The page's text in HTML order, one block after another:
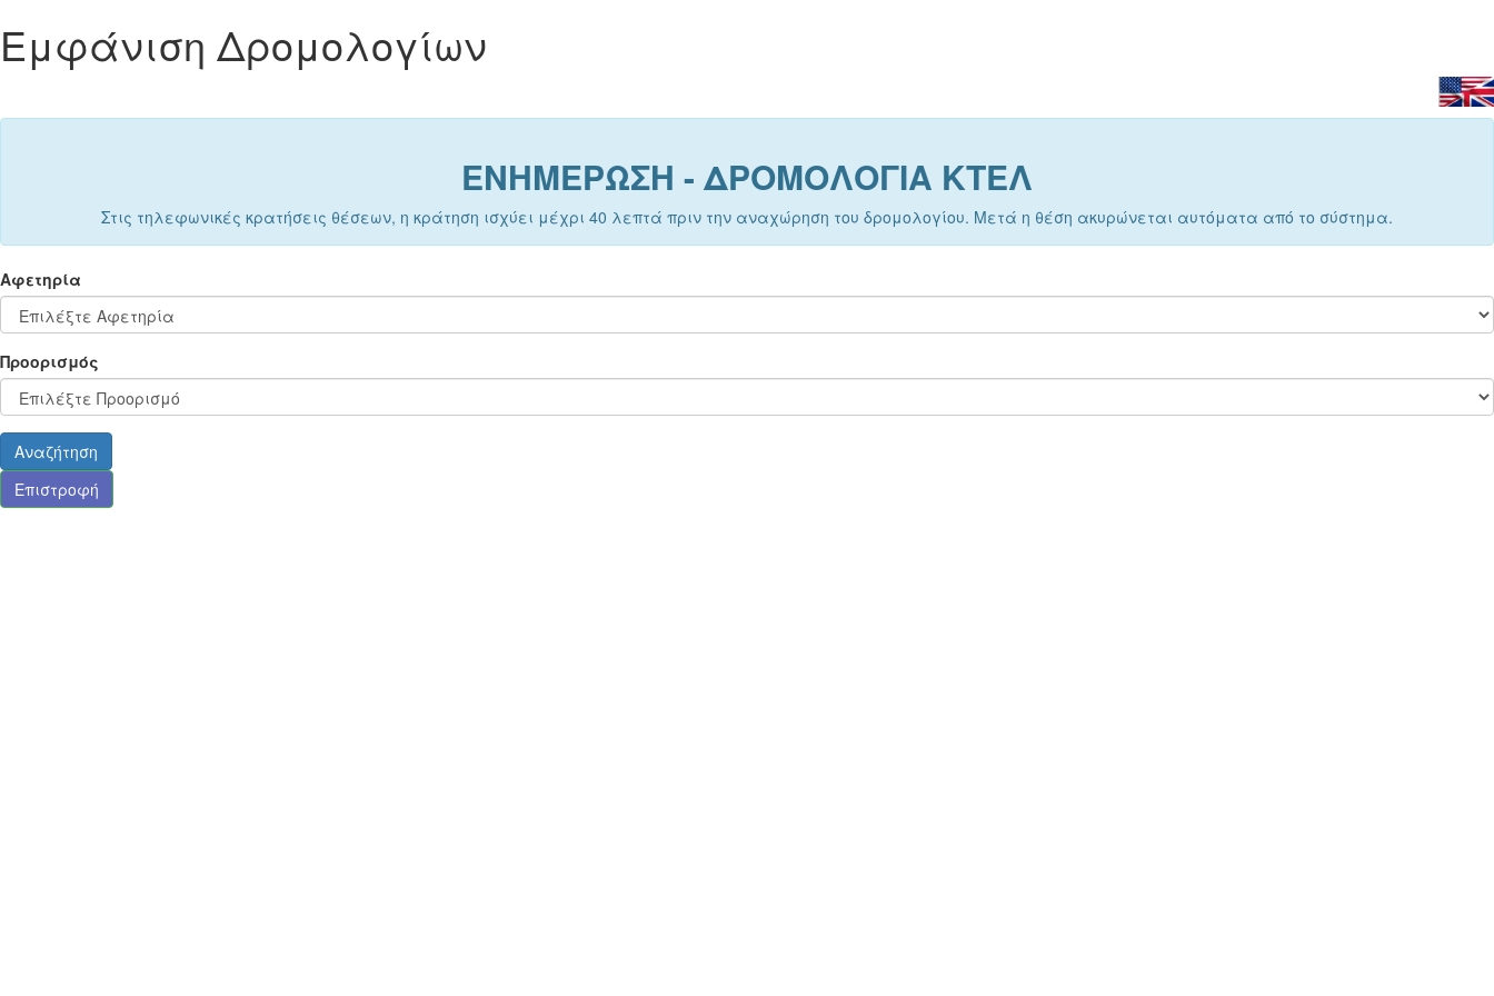
Εμφάνιση Δρομολογίων
ΕΝΗΜΕΡΩΣΗ - ΔΡΟΜΟΛΟΓΙΑ ΚΤΕΛ
Στις τηλεφωνικές κρατήσεις θέσεων, η κράτηση ισχύει μέχρι 40 λεπτά πριν την αναχώρηση του δρομολογίου. Μετά η θέση ακυρώνεται αυτόματα από το σύστημα.
Αφετηρία
Προορισμός
Αναζήτηση
Επιστροφή